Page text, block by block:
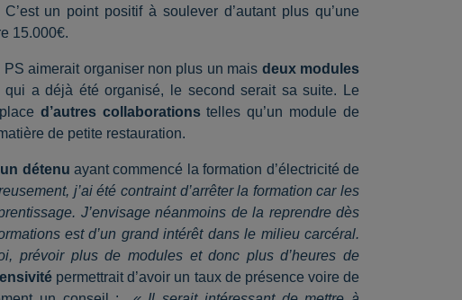
un point positif à soulever d’autant plus qu’une
15.000€.
aimerait organiser non plus un mais deux modules
a déjà été organisé, le second serait sa suite. Le
d’autres collaborationstelles qu’un module de
de petite restauration.
détenu ayant commencé la formation d’électricité de
j’ai été contraint d’arrêter la formation car les
J’envisage néanmoins de la reprendre dès
est d’un grand intérêt dans le milieu carcéral.
prévoir plus de modules et donc plus d’heures de
permettrait d’avoir un taux de présence voire de